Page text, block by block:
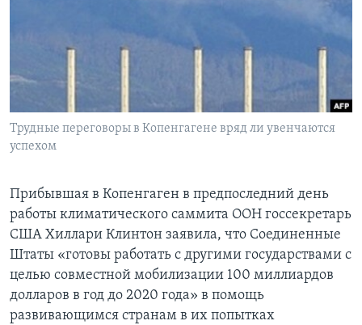
СОЦИАЛЬНЫЕ СЕТИ
Языки
Трудные переговоры в Копенгагене вряд ли увенчаются
успехом
Прибывшая в Копенгаген в предпоследний день
работы климатического саммита ООН госсекретарь
США Хиллари Клинтон заявила, что Соединенные
Штаты «готовы работать с другими государствами с
целью совместной мобилизации 100 миллиардов
долларов в год до 2020 года» в помощь
развивающимся странам в их попытках